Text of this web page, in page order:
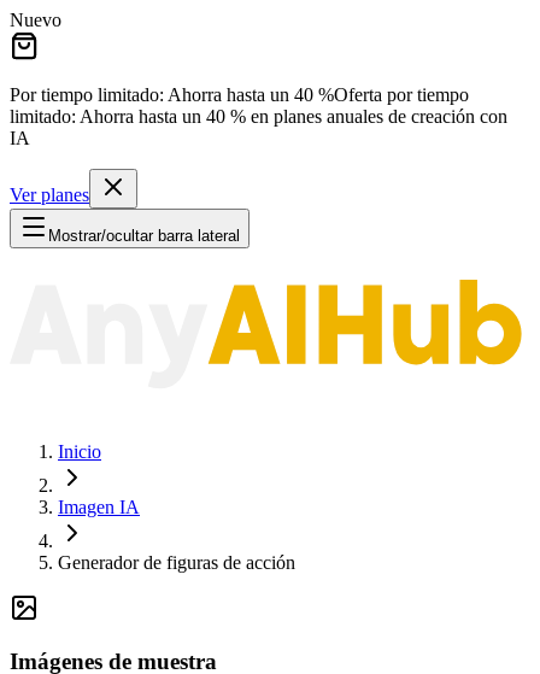
Nuevo
Por tiempo limitado: Ahorra hasta un 40 %Oferta por tiempo
limitado: Ahorra hasta un 40 % en planes anuales de creación con
IA
Ver planes
Mostrar/ocultar barra lateral
Inicio
Imagen IA
Generador de figuras de acción
Imágenes de muestra